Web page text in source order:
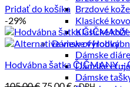
Brzdové
Klasické
Klasické
Dámske výrobky
Dámske diáre
Dámske etuje
Dámske
Pridať do košíka
-29%
Hodvábna šatka ČIČMANY –